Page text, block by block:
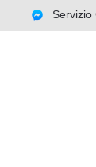
Servizio